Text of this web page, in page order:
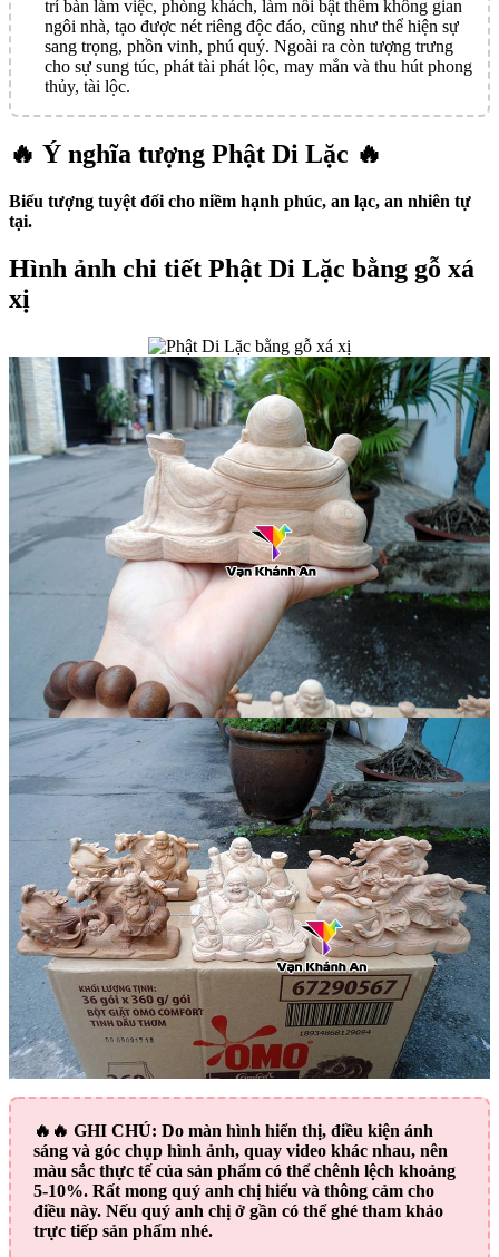
trí bàn làm việc, phòng khách, làm nổi bật thêm không gian
ngôi nhà, tạo được nét riêng độc đáo, cũng như thể hiện sự
sang trọng, phồn vinh, phú quý. Ngoài ra còn tượng trưng
cho sự sung túc, phát tài phát lộc, may mắn và thu hút phong
thủy, tài lộc.
🔥 Ý nghĩa tượng Phật Di Lặc 🔥
Biểu tượng tuyệt đối cho niềm hạnh phúc, an lạc, an nhiên tự
tại.
Hình ảnh chi tiết Phật Di Lặc bằng gỗ xá
xị
🔥🔥 GHI CHÚ: Do màn hình hiển thị, điều kiện ánh
sáng và góc chụp hình ảnh, quay video khác nhau, nên
màu sắc thực tế của sản phẩm có thể chênh lệch khoảng
5-10%. Rất mong quý anh chị hiểu và thông cảm cho
điều này. Nếu quý anh chị ở gần có thể ghé tham khảo
trực tiếp sản phẩm nhé.